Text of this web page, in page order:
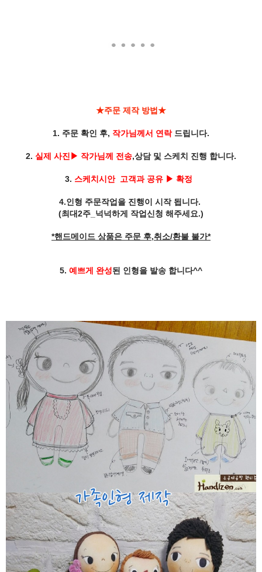
★주문 제작 방법★
1. 주문 확인 후, 작가님께서 연락드립니다.
2. 실제 사진▶ 작가님께 전송,상담 및 스케치 진행 합니다.
3. 스케치시안 고객과 공유 ▶ 확정
4.인형 주문작업을 진행이 시작 됩니다.
(최대2주_넉넉하게 작업신청 해주세요.)
*핸드메이드 상품은 주문 후,취소/환불 불가*
5. 예쁘게 완성된 인형을 발송 합니다^^